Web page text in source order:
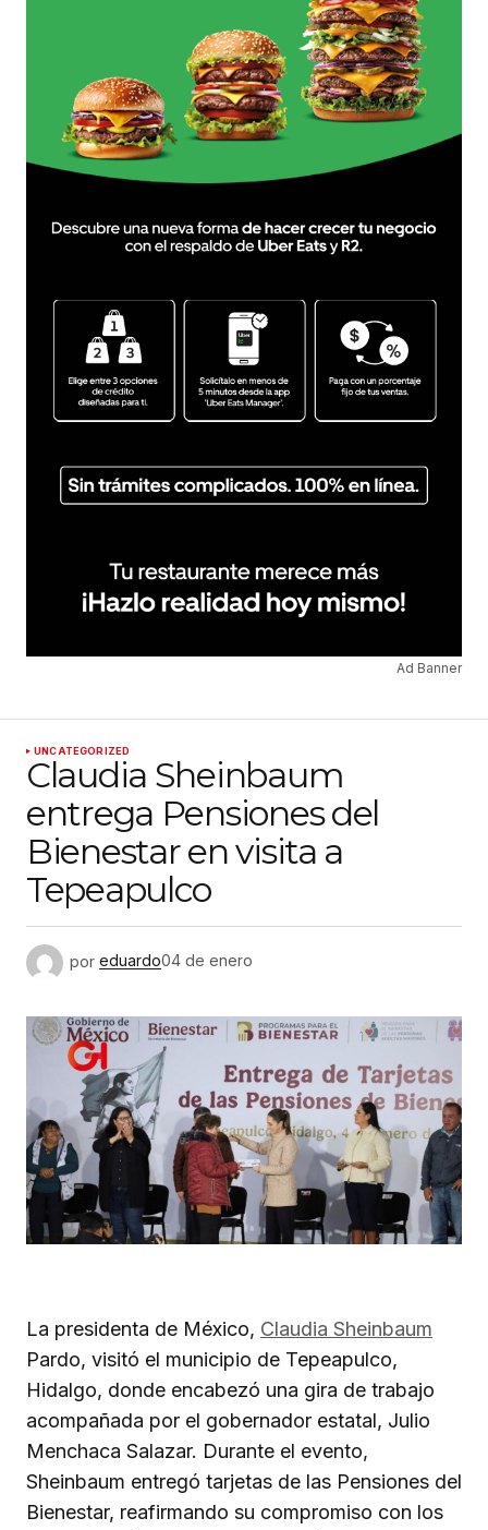
Ad Banner
UNCATEGORIZED
Claudia Sheinbaum
entrega Pensiones del
Bienestar en visita a
Tepeapulco
por eduardo04 de enero
La presidenta de México, Claudia Sheinbaum
Pardo, visitó el municipio de Tepeapulco,
Hidalgo, donde encabezó una gira de trabajo
acompañada por el gobernador estatal, Julio
Menchaca Salazar. Durante el evento,
Sheinbaum entregó tarjetas de las Pensiones del
Bienestar, reafirmando su compromiso con los